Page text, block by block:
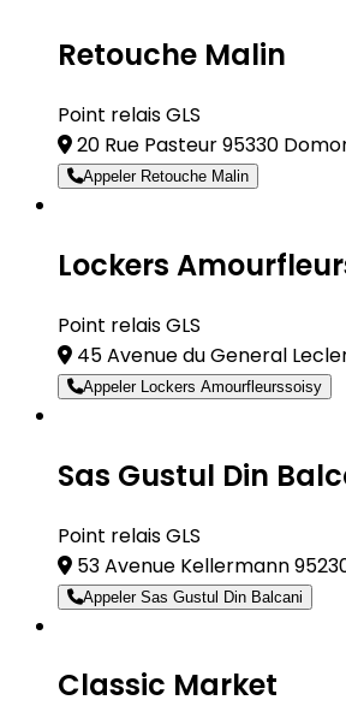
Retouche Malin
Point relais GLS
20 Rue Pasteur 95330
Appeler Retouche Malin
Lockers
Point relais GLS
45 Avenue du General
Appeler Lockers Amourfleurssoisy
Sas Gustul Din
Point relais GLS
53 Avenue Kellermann
Appeler Sas Gustul Din Balcani
Classic Market